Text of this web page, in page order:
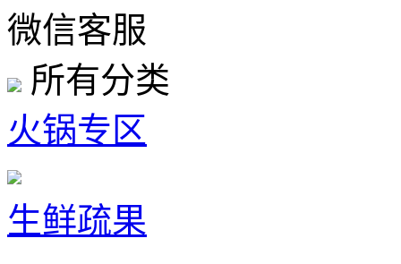
微信客服
所有分类
火锅专区
生鲜疏果